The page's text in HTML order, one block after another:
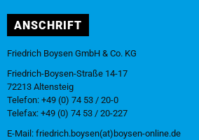
ANSCHRIFT
Friedrich Boysen GmbH & Co. KG
Friedrich-Boysen-Straße 14-17
72213 Altensteig
Telefon: +49 (0) 74 53 / 20-0
Telefax: +49 (0) 74 53 / 20-227
E-Mail: friedrich.boysen(at)boysen-online.de